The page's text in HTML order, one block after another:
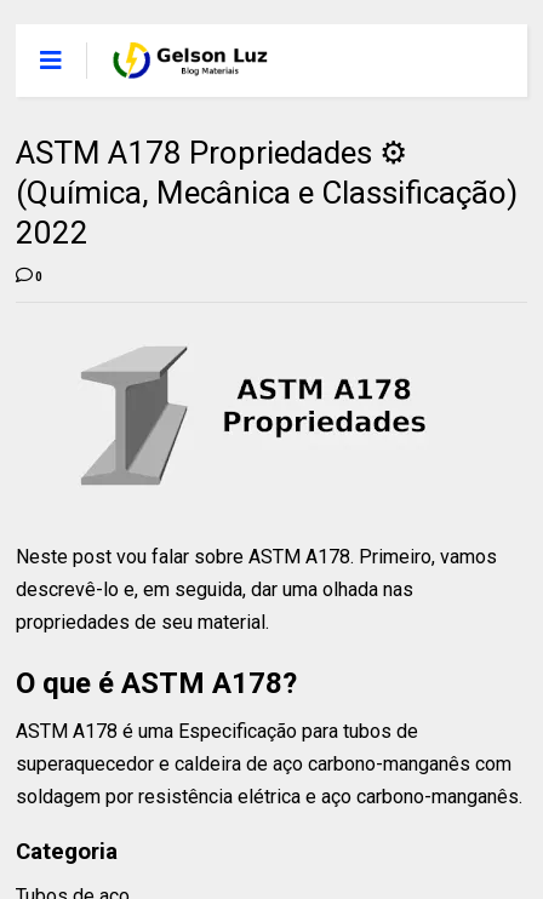
ASTM A178 Propriedades ⚙️
(Química, Mecânica e Classificação)
2022
0
Neste post vou falar sobre ASTM A178. Primeiro, vamos
descrevê-lo e, em seguida, dar uma olhada nas
propriedades de seu material.
O que é ASTM A178?
ASTM A178 é uma Especificação para tubos de
superaquecedor e caldeira de aço carbono-manganês com
soldagem por resistência elétrica e aço carbono-manganês.
Categoria